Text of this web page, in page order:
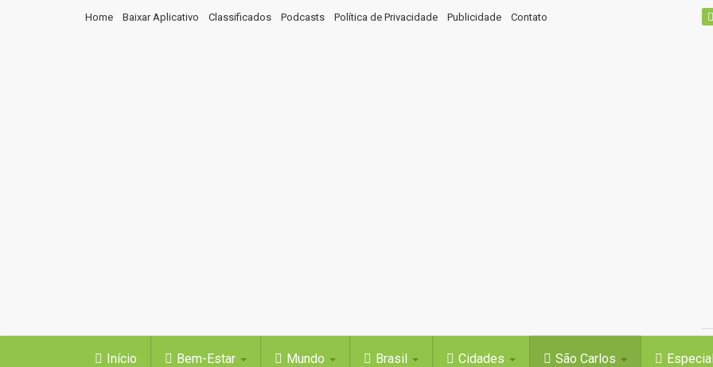
Home Baixar Aplicativo Classificados Podcasts Política de Privacidade Publicidade Contato
Início Bem-Estar Mundo Brasil Cidades São Carlos